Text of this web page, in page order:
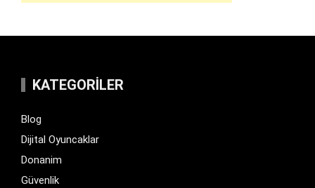
KATEGORILER
Blog
Dijital Oyuncaklar
Donanim
Güvenlik